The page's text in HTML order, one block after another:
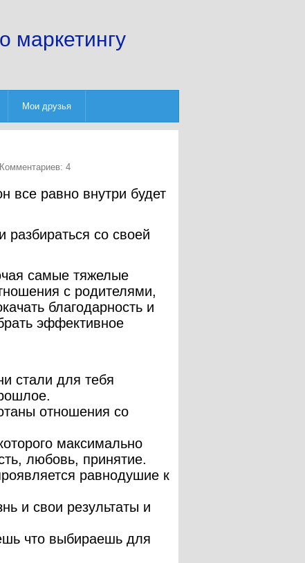
маркетингу
Мои друзья
Комментариев: 4
все равно внутри будет
разбираться со своей
самые тяжелые
с родителями,
благодарность и
эффективное
стали для тебя
отношения со
максимально
любовь, принятие.
равнодушие к
и свои результаты и
что выбираешь для